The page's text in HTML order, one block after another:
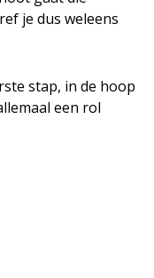
je dus weleens
stap, in de hoop
een rol